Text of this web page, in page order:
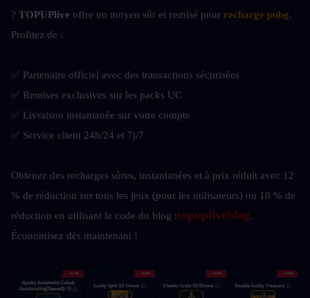
? TOPUPlive offre un moyen sûr et remisé pour recharge pubg.
Profitez de :
✅ Partenaire officiel avec des transactions sécurisées
✅ Remises exclusives sur les packs UC
✅ Livraison instantanée sur votre compte
✅ Service client 24h/24 et 7j/7
Obtenez des recharges sûres, instantanées et à prix réduit avec 12
% de réduction sur tous les jeux (pour les utilisateurs) ou 10 % de
réduction en utilisant le code du blog :topupliveblog.
Économisez dès maintenant !